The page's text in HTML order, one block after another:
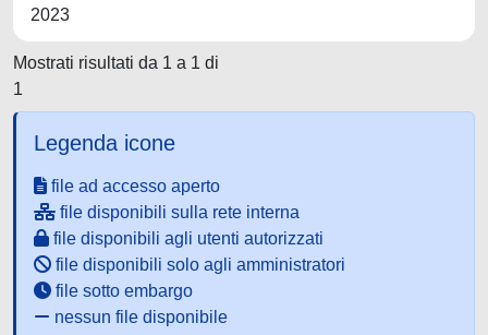
2023
Mostrati risultati da 1 a 1 di
1
Legenda icone
file ad accesso aperto
file disponibili sulla rete interna
file disponibili agli utenti autorizzati
file disponibili solo agli amministratori
file sotto embargo
nessun file disponibile